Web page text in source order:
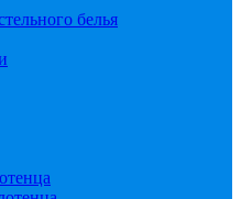
белья